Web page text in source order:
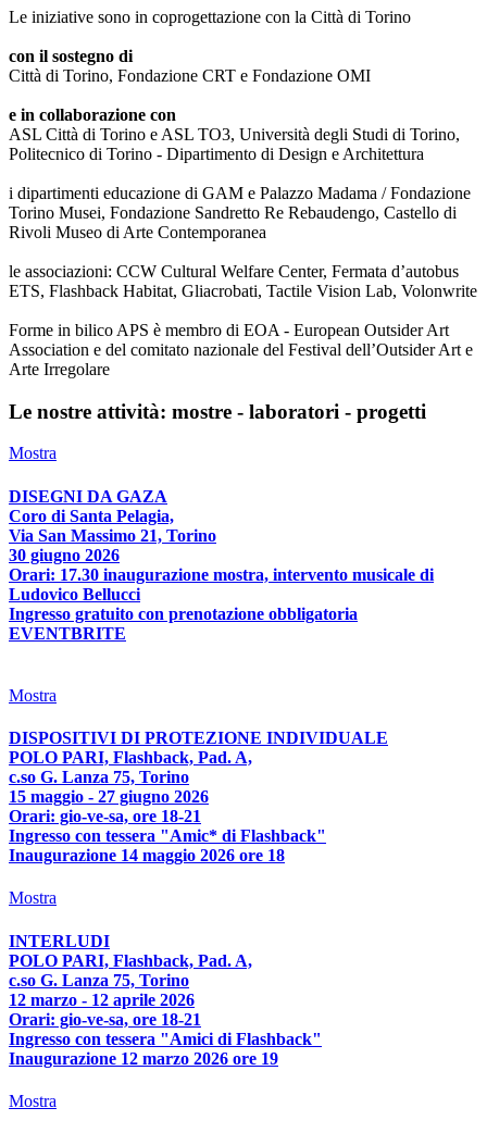
Le iniziative sono in coprogettazione con la Città di Torino
con il sostegno di
Città di Torino, Fondazione CRT e Fondazione OMI
e in collaborazione con
ASL Città di Torino e ASL TO3, Università degli Studi di Torino,
Politecnico di Torino - Dipartimento di Design e Architettura
i dipartimenti educazione di GAM e Palazzo Madama / Fondazione
Torino Musei, Fondazione Sandretto Re Rebaudengo, Castello di
Rivoli Museo di Arte Contemporanea
le associazioni: CCW Cultural Welfare Center, Fermata d’autobus
ETS, Flashback Habitat, Gliacrobati, Tactile Vision Lab, Volonwrite
Forme in bilico APS è membro di EOA - European Outsider Art
Association e del comitato nazionale del Festival dell’Outsider Art e
Arte Irregolare
Le nostre attività: mostre - laboratori - progetti
Mostra
DISEGNI DA GAZA
Coro di Santa Pelagia,
Via San Massimo 21, Torino
30 giugno 2026
Orari: 17.30 inaugurazione mostra, intervento musicale di
Ludovico Bellucci
Ingresso gratuito con prenotazione obbligatoria
EVENTBRITE
Mostra
DISPOSITIVI DI PROTEZIONE INDIVIDUALE
POLO PARI, Flashback, Pad. A,
c.so G. Lanza 75, Torino
15 maggio - 27 giugno 2026
Orari: gio-ve-sa, ore 18-21
Ingresso con tessera "Amic* di Flashback"
Inaugurazione 14 maggio 2026 ore 18
Mostra
INTERLUDI
POLO PARI, Flashback, Pad. A,
c.so G. Lanza 75, Torino
12 marzo - 12 aprile 2026
Orari: gio-ve-sa, ore 18-21
Ingresso con tessera "Amici di Flashback"
Inaugurazione 12 marzo 2026 ore 19
Mostra